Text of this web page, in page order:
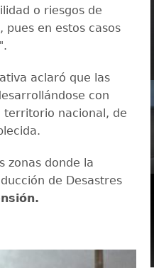
o riesgos de
pues en estos casos
".
aclaró que las
con
nacional, de
zonas donde la
de Desastres